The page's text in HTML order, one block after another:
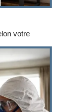
votre